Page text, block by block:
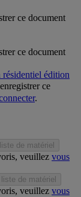
ce document
ce document
résidentiel édition
ce
.
de matériel
veuillez vous
de matériel
veuillez vous